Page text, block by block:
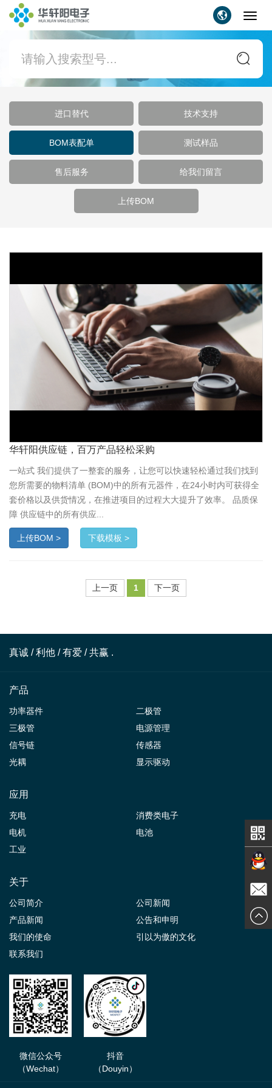
进口替代 技术支持
BOM表配单 测试样品
售后服务 给我们留言
上传BOM
华轩阳供应链，百万产品轻松采购
一站式 我们提供了一整套的服务，让您可以快速轻松通过我们找到
您所需要的物料清单 (BOM)中的所有元器件，在24小时内可获得全
套价格以及供货情况，在推进项目的过程大大提升了效率。 品质保
障 供应链中的所有供应...
上传BOM > 下载模板 >
上一页 1 下一页
真诚 / 利他 / 有爱 / 共赢 .
产品
功率器件
二极管
三极管
电源管理
信号链
传感器
光耦
显示驱动
应用
充电
消费类电子
电机
电池
工业
关于
公司简介
公司新闻
产品新闻
公告和申明
我们的使命
引以为傲的文化
联系我们
微信公众号
（Wechat）
抖音
（Douyin）
在线交
谈
发送邮